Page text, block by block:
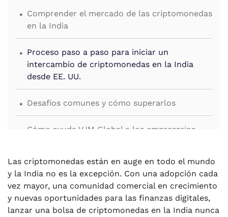
. Comprender el mercado de las criptomonedas
en la India
. Proceso paso a paso para iniciar un
intercambio de criptomonedas en la India
desde EE. UU.
. Desafíos comunes y cómo superarlos
Cómo ayuda VJM Global a los empresarios
. Preguntas frecuentes
Las criptomonedas están en auge en todo el mundo
y la India no es la excepción. Con una adopción cada
vez mayor, una comunidad comercial en crecimiento
y nuevas oportunidades para las finanzas digitales,
lanzar una bolsa de criptomonedas en la India nunca